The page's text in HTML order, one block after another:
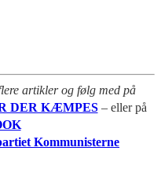
artikler og følg med på
DER KÆMPES – eller på
Kommunisterne